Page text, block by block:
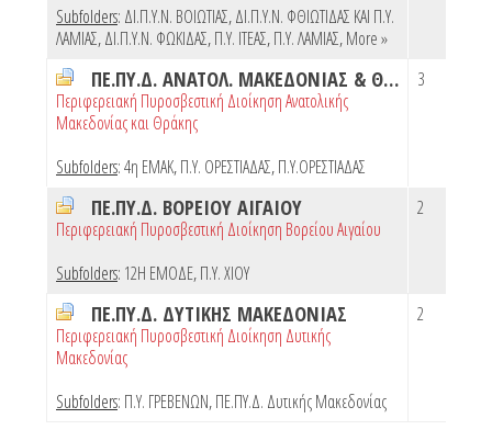
Subfolders: ΔΙ.Π.Υ.Ν. ΒΟΙΩΤΙΑΣ,ΔΙ.Π.Υ.Ν. ΦΘΙΩΤΙΔΑΣ ΚΑΙ Π.Υ.
ΛΑΜΙΑΣ,ΔΙ.Π.Υ.Ν. ΦΩΚΙΔΑΣ,Π.Υ. ΙΤΕΑΣ,Π.Υ. ΛΑΜΙΑΣ,More »
ΠΕ.ΠΥ.Δ. ΑΝΑΤΟΛ. ΜΑΚΕΔΟΝΙΑΣ & ΘΡΑΚΗΣ
Περιφερειακή Πυροσβεστική Διοίκηση Ανατολικής
Μακεδονίας και Θράκης
Subfolders:4η ΕΜΑΚ,Π.Υ. ΟΡΕΣΤΙΑΔΑΣ,Π.Υ.ΟΡΕΣΤΙΑΔΑΣ
3
ΠΕ.ΠΥ.Δ. ΒΟΡΕΙΟΥ ΑΙΓΑΙΟΥ
Περιφερειακή Πυροσβεστική Διοίκηση Βορείου Αιγαίου
Subfolders: 12Η ΕΜΟΔΕ,Π.Υ. ΧΙΟΥ
2
ΠΕ.ΠΥ.Δ. ΔΥΤΙΚΗΣ ΜΑΚΕΔΟΝΙΑΣ
Περιφερειακή Πυροσβεστική Διοίκηση Δυτικής
Μακεδονίας
Subfolders: Π.Υ. ΓΡΕΒΕΝΩΝ,ΠΕ.ΠΥ.Δ. Δυτικής Μακεδονίας
2